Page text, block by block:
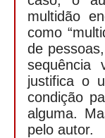
multidão
como
de
sequência
justifica o
condição
alguma.
pelo autor.